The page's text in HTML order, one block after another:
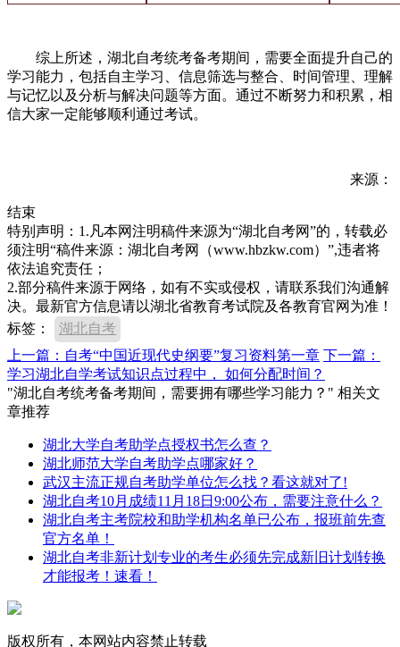
综上所述，湖北自考统考备考期间，需要全面提升自己的
学习能力，包括自主学习、信息筛选与整合、时间管理、理解
与记忆以及分析与解决问题等方面。通过不断努力和积累，相
信大家一定能够顺利通过考试。
来源：
结束
特别声明：1.凡本网注明稿件来源为“湖北自考网”的，转载必
须注明“稿件来源：湖北自考网（www.hbzkw.com）”,违者将
依法追究责任；
2.部分稿件来源于网络，如有不实或侵权，请联系我们沟通解
决。最新官方信息请以湖北省教育考试院及各教育官网为准！
标签：
湖北自考
上一篇：自考“中国近现代史纲要”复习资料第一章 下一篇：
学习湖北自学考试知识点过程中， 如何分配时间？
"湖北自考统考备考期间，需要拥有哪些学习能力？" 相关文
章推荐
湖北大学自考助学点授权书怎么查？
湖北师范大学自考助学点哪家好？
武汉主流正规自考助学单位怎么找？看这就对了!
湖北自考10月成绩11月18日9:00公布，需要注意什么？
湖北自考主考院校和助学机构名单已公布，报班前先查
官方名单！
湖北自考非新计划专业的考生必须先完成新旧计划转换
才能报考！速看！
版权所有，本网站内容禁止转载